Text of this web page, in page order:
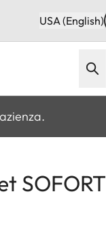
USA (English)
SOFORT